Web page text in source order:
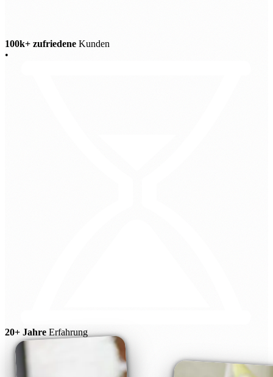
100k+ zufriedene Kunden
•
20+ Jahre Erfahrung